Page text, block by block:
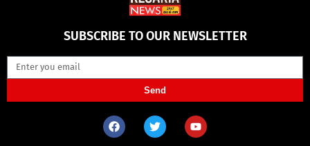
SUBSCRIBE TO OUR NEWSLETTER
Send